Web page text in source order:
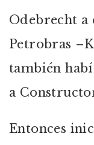
Odebrecht a
Petrobras
también
a
Entonces